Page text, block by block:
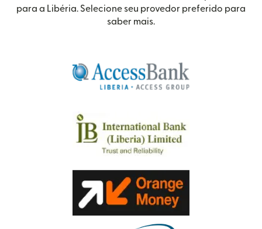
para a Libéria. Selecione seu provedor preferido para
saber mais.